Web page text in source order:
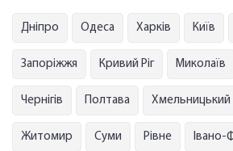
Дніпро Одеса Харків Київ
Запоріжжя Кривий Ріг Миколаїв
Чернігів Полтава Хмельницький
Житомир Суми Рівне Івано-